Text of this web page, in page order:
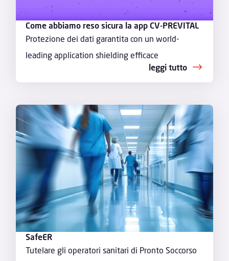
Come abbiamo reso sicura la app CV-PREVITAL
Protezione dei dati garantita con un world-
leading application shielding efficace
leggi tutto
SafeER
Tutelare gli operatori sanitari di Pronto Soccorso